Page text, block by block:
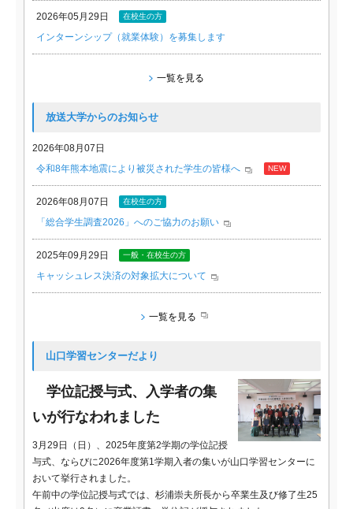
2026年05月29日 在校生の方
インターンシップ（就業体験）を募集します
一覧を見る
放送大学からのお知らせ
2026年08月07日
令和8年熊本地震により被災された学生の皆様へ
NEW
2026年08月07日 在校生の方
「総合学生調査2026」へのご協力のお願い
2025年09月29日 一般・在校生の方
キャッシュレス決済の対象拡大について
一覧を見る
山口学習センターだより
学位記授与式、入学者の集
いが行なわれました
3月29日（日）、2025年度第2学期の学位記授
与式、ならびに2026年度第1学期入者の集いが山口学習センターに
おいて挙行されました。
午前中の学位記授与式では、杉浦崇夫所長から卒業生及び修了生25